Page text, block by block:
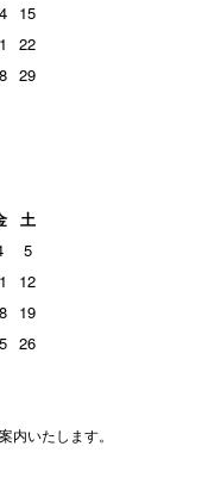
15
22
29
土
5
12
19
26
内いたします。